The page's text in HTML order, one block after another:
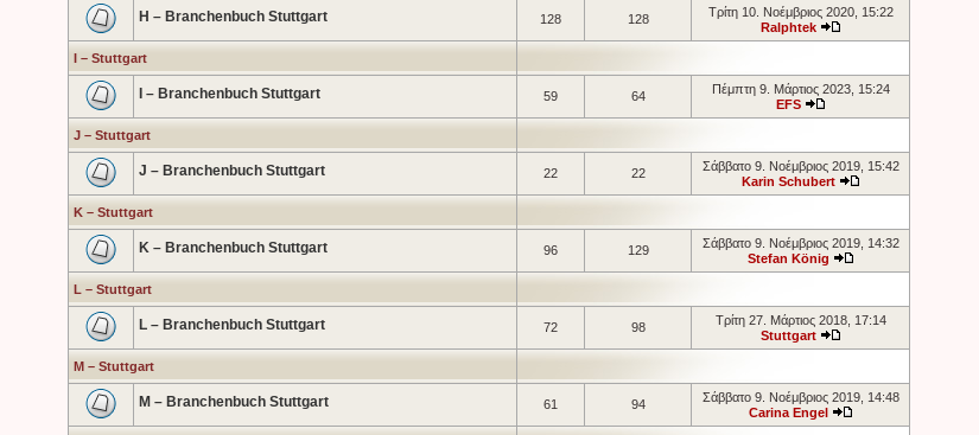
H – Branchenbuch Stuttgart 128 128
Τρίτη 10. Νοέμβριος 2020, 15:22
Ralphtek
I – Stuttgart
I – Branchenbuch Stuttgart 59 64
Πέμπτη 9. Μάρτιος 2023, 15:24
EFS
J – Stuttgart
J – Branchenbuch Stuttgart 22 22
Σάββατο 9. Νοέμβριος 2019, 15:42
Karin Schubert
K – Stuttgart
K – Branchenbuch Stuttgart 96 129
Σάββατο 9. Νοέμβριος 2019, 14:32
Stefan König
L – Stuttgart
L – Branchenbuch Stuttgart 72 98
Τρίτη 27. Μάρτιος 2018, 17:14
Stuttgart
M – Stuttgart
M – Branchenbuch Stuttgart 61 94
Σάββατο 9. Νοέμβριος 2019, 14:48
Carina Engel